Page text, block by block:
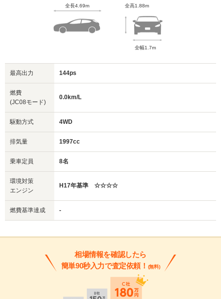
全長4.69m 全高1.88m
全幅1.7m
最高出力 144ps
燃費
(JC08モード)
0.0km/L
駆動方式 4WD
排気量 1997cc
乗車定員 8名
環境対策
エンジン
H17年基準 ☆☆☆☆
燃費基準達成 -
相場情報を確認したら
簡単90秒入力で査定依頼！ (無料)